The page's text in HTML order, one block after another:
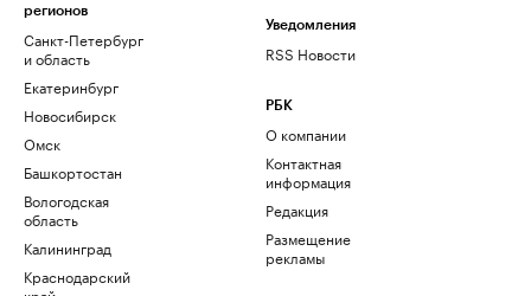
регионов
Санкт-Петербург
и область
Екатеринбург
Новосибирск
Омск
Башкортостан
Вологодская
область
Калининград
Краснодарский
Уведомления
RSS Новости
РБК
О компании
Контактная
информация
Редакция
Размещение
рекламы